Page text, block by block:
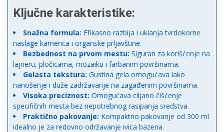
Ključne karakteristike:
Snažna formula: Efikasno razbija i uklanja tvrdokorne
naslage kamenca i organske prljavštine.
Bezbednost na prvom mestu: Siguran za korišćenje na
lajneru, pločicama, mozaiku i farbanim površinama.
Gelasta tekstura: Gustina gela omogućava lako
nanošenje i duže zadržavanje na zagađenim površinama.
Visoka preciznost: Omogućava ciljano čišćenje
specifičnih mesta bez nepotrebnog rasipanja sredstva.
Praktično pakovanje: Kompaktno pakovanje od 300 ml
idealno je za redovno održavanje ivica bazena.